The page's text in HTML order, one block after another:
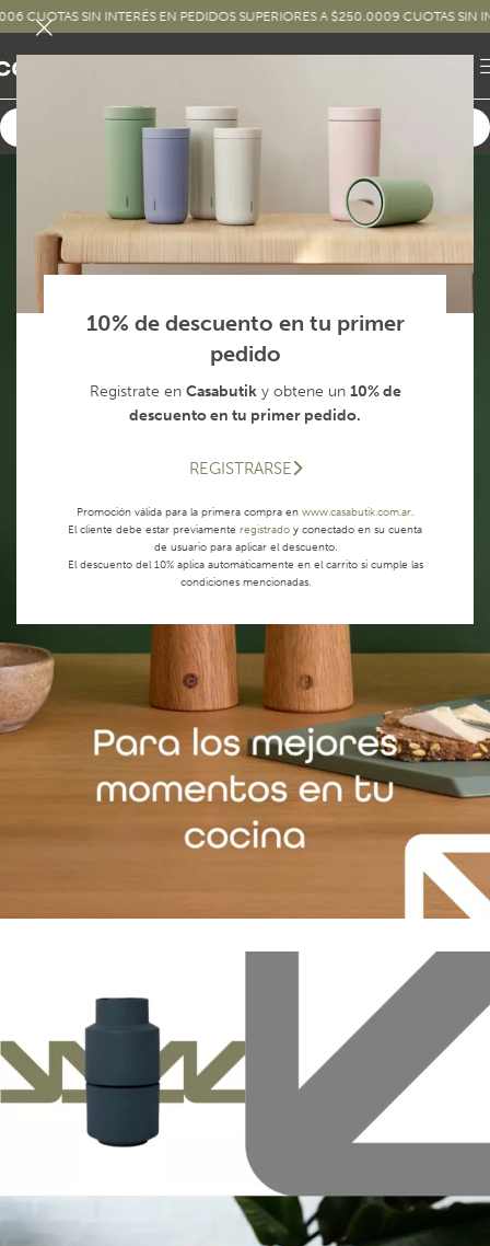
10% de descuento en tu primer
pedido
Registrate en Casabutiky obtene un 10% de
descuento en tu primer pedido.
REGISTRARSE
Promoción válida para la primera compra en www.casabutik.com.ar.
El cliente debe estar previamente registrado y conectado en su cuenta
de usuario para aplicar el descuento.
El descuento del 10% aplica automáticamente en el carrito si cumple las
condiciones mencionadas.
INTERÉS EN PEDIDOS SUPERIORES A $250.0009 CUOTAS SIN INTERÉS EN